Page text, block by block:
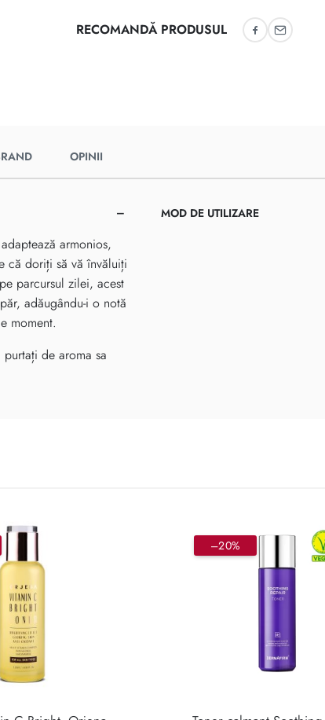
RECOMANDĂ PRODUSUL
Recomandă
OPINII
armonios,
că doriți să vă învăluiți
parcursul zilei, acest
adăugându-i o notă
moment.
de aroma sa
MOD DE UTILIZARE
–20%